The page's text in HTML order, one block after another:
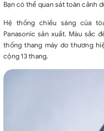
Bạn có thể quan sát toàn cảnh
Hệ thống chiếu sáng của
Panasonic sản xuất. Màu sắc
thống thang máy do thương
cộng 13 thang.